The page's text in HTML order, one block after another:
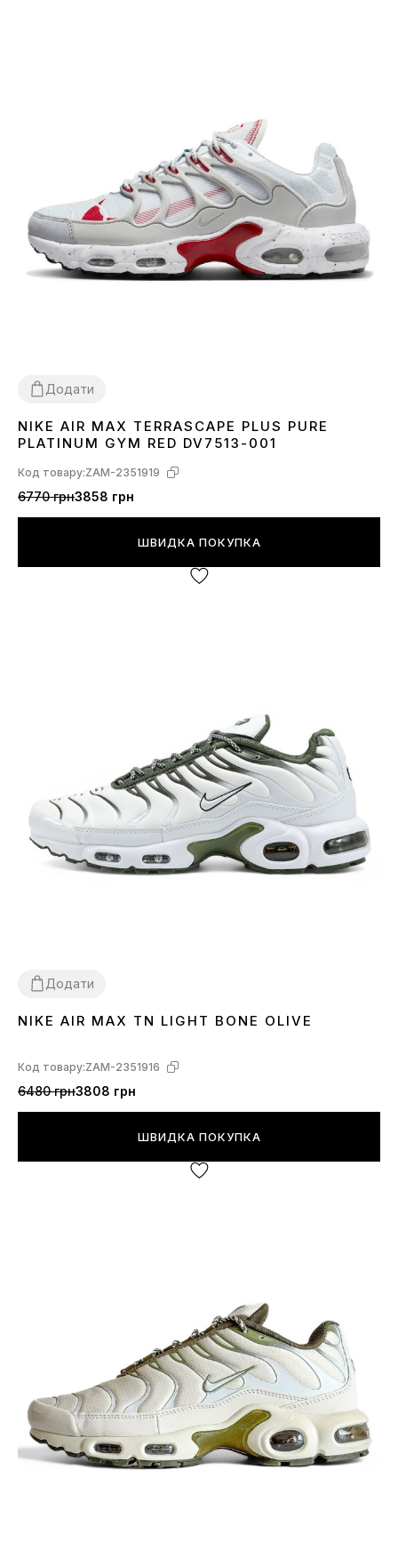
Додати
42
NIKE AIR MAX TERRASCAPE PLUS PURE
PLATINUM GYM RED DV7513-001
Код товару:ZAM-2351919
6770 грн3858 грн
ШВИДКА ПОКУПКА
Додати
4041 44
NIKE AIR MAX TN LIGHT BONE OLIVE
Код товару:ZAM-2351916
6480 грн3808 грн
ШВИДКА ПОКУПКА